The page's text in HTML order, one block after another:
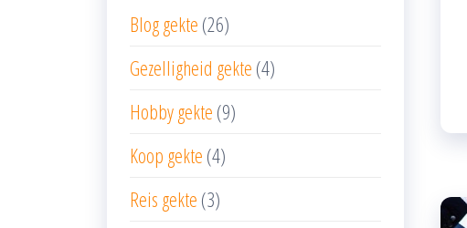
Blog gekte (26)
Gezelligheid gekte (4)
Hobby gekte (9)
Koop gekte (4)
Reis gekte (3)